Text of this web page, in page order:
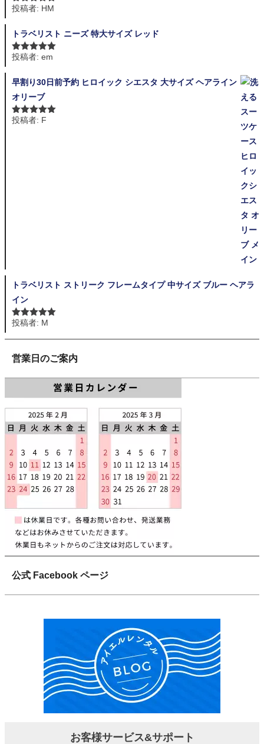
5段階中 5の
投稿者: HM
トラベリスト ニーズ 特大サイズ レッド
5段階中 5の
投稿者: em
早割り30日前予約 ヒロイック シエスタ 大サイズ ヘアライン
オリーブ
5段階中 5の
投稿者: F
トラベリスト ストリーク フレームタイプ 中サイズ ブルー ヘアラ
イン
5段階中 5の
投稿者: M
営業日のご案内
公式 Facebook ページ
お客様サービス&サポート